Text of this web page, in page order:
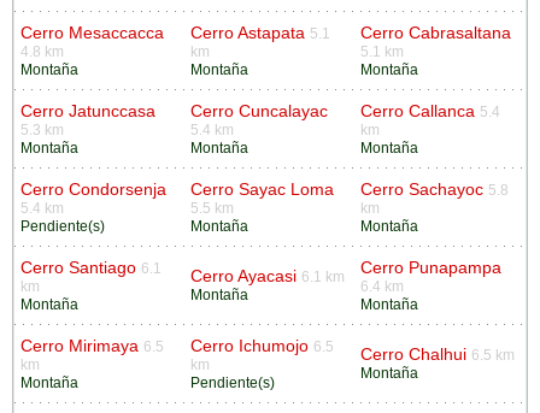
Cerro Mesaccacca
4.8 km
Montaña
Cerro Astapata 5.1
km
Montaña
Cerro Cabrasaltana
5.1 km
Montaña
Cerro Jatunccasa
5.3 km
Montaña
Cerro Cuncalayac
5.4 km
Montaña
Cerro Callanca 5.4
km
Montaña
Cerro Condorsenja
5.4 km
Pendiente(s)
Cerro Sayac Loma
5.5 km
Montaña
Cerro Sachayoc 5.8
km
Montaña
Cerro Santiago 6.1
km
Montaña
Cerro Ayacasi 6.1 km
Montaña
Cerro Punapampa
6.4 km
Montaña
Cerro Mirimaya 6.5
km
Montaña
Cerro Ichumojo 6.5
km
Pendiente(s)
Cerro Chalhui 6.5 km
Montaña